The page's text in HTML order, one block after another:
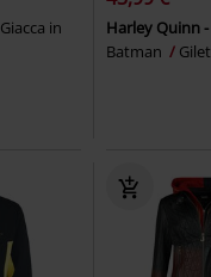
Giacca in
Harley Quinn
Batman
Gilet